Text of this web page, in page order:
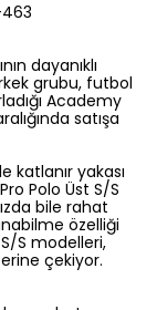
dayanıklı
grubu, futbol
Academy
satışa
katlanır yakası
Polo Üst S/S
bile rahat
özelliği
S modelleri,
çekiyor.